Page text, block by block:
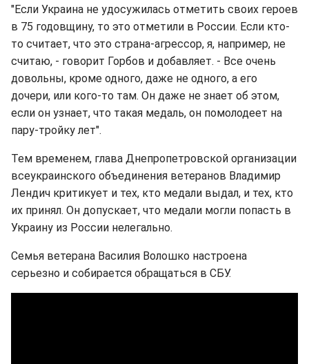
"Если Украина не удосужилась отметить своих героев
в 75 годовщину, то это отметили в России. Если кто-
то считает, что это страна-агрессор, я, например, не
считаю, - говорит Горбов и добавляет. - Все очень
довольны, кроме одного, даже не одного, а его
дочери, или кого-то там. Он даже не знает об этом,
если он узнает, что такая медаль, он помолодеет на
пару-тройку лет".
Тем временем, глава Днепропетровской организации
всеукраинского объединения ветеранов Владимир
Лендич критикует и тех, кто медали выдал, и тех, кто
их принял. Он допускает, что медали могли попасть в
Украину из России нелегально.
Семья ветерана Василия Волошко настроена
серьезно и собирается обращаться в СБУ.